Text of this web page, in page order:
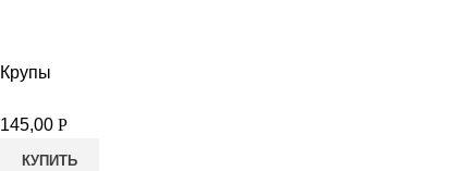
Крупы
145,00 Р
КУПИТЬ